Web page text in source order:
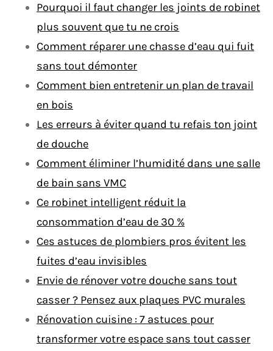
Pourquoi il faut changer les joints de robinet
plus souvent que tu ne crois
Comment réparer une chasse d’eau qui fuit
sans tout démonter
Comment bien entretenir un plan de travail
en bois
Les erreurs à éviter quand tu refais ton joint
de douche
Comment éliminer l’humidité dans une salle
de bain sans VMC
Ce robinet intelligent réduit la
consommation d’eau de 30 %
Ces astuces de plombiers pros évitent les
fuites d’eau invisibles
Envie de rénover votre douche sans tout
casser ? Pensez aux plaques PVC murales
Rénovation cuisine : 7 astuces pour
transformer votre espace sans tout casser